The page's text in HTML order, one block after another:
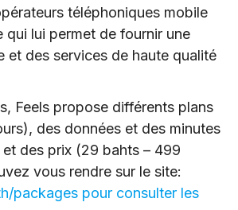
téléphoniques mobile
qui lui permet de fournir une
et des services de haute qualité
Feels propose différents plans
des données et des minutes
et des prix (29 bahts – 499
vous rendre sur le site:
packages pour consulter les